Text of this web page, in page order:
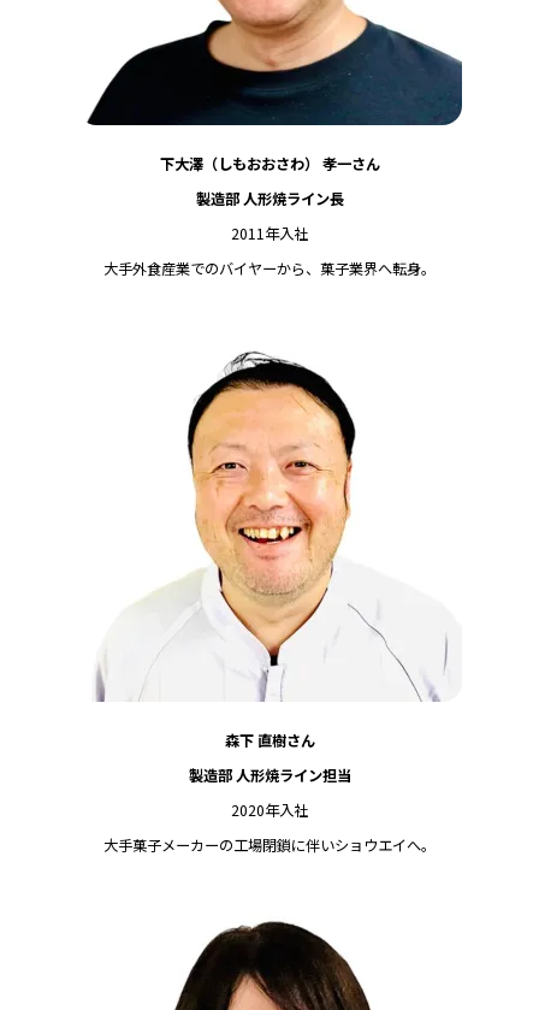
下大澤（しもおおさわ） 孝一さん
製造部 人形焼ライン長
2011年入社
大手外食産業でのバイヤーから、菓子業界へ転身。
森下 直樹さん
製造部 人形焼ライン担当
2020年入社
大手菓子メーカーの工場閉鎖に伴いショウエイへ。